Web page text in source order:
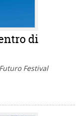
di
Festival